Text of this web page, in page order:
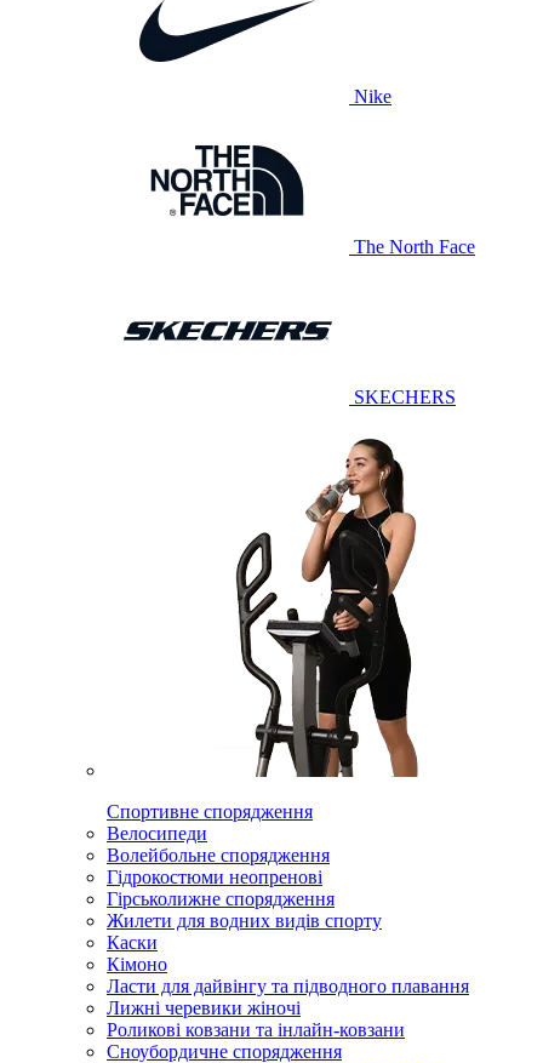
Nike
The North Face
SKECHERS
Спортивне спорядження
Велосипеди
Волейбольне спорядження
Гідрокостюми неопренові
Гірськолижне спорядження
Жилети для водних видів спорту
Каски
Кімоно
Ласти для дайвінгу та підводного плавання
Лижні черевики жіночі
Роликові ковзани та інлайн-ковзани
Сноубордичне спорядження